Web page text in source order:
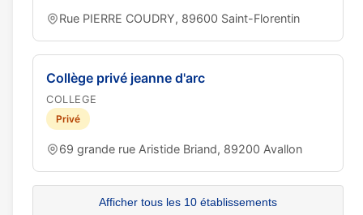
Rue PIERRE COUDRY, 89600 Saint-Florentin
Collège privé jeanne d'arc
COLLEGE
Privé
69 grande rue Aristide Briand, 89200 Avallon
Afficher tous les 10 établissements